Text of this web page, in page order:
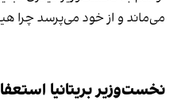
می‌ماند و از خود می‌پرسد چرا
نخست‌وزیر بریتانیا